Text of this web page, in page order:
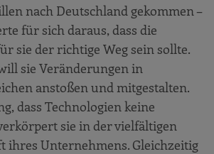
nach Deutschland gekommen –
für sich daraus, dass die
sie der richtige Weg sein sollte.
sie Veränderungen in
anstoßen und mitgestalten.
dass Technologien keine
sie in der vielfältigen
ihres Unternehmens. Gleichzeitig